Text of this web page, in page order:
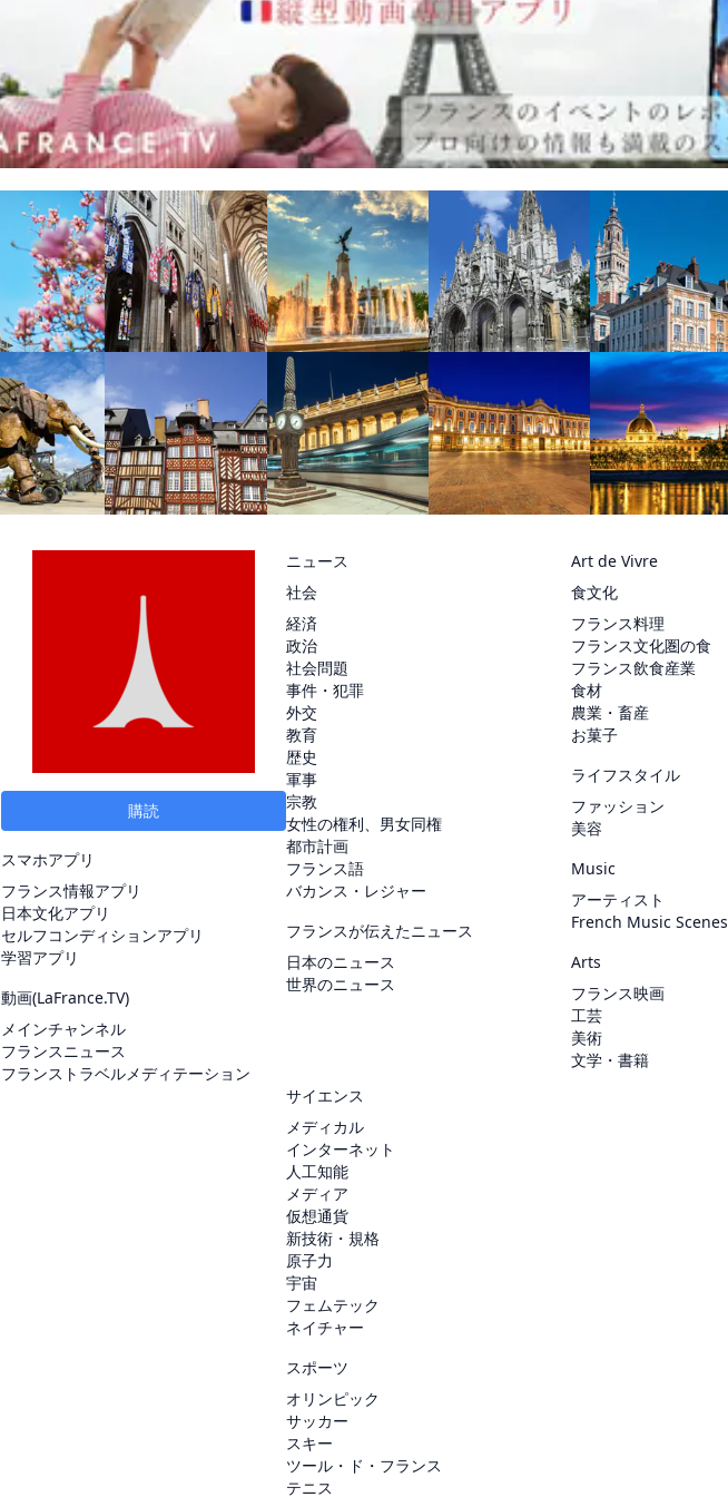
購読
スマホアプリ
フランス情報アプリ
日本文化アプリ
セルフコンディションアプリ
学習アプリ
動画(LaFrance.TV)
メインチャンネル
フランスニュース
フランストラベルメディテーション
ニュース
社会
経済
政治
社会問題
事件・犯罪
外交
教育
歴史
軍事
宗教
女性の権利、男女同権
都市計画
フランス語
バカンス・レジャー
フランスが伝えたニュース
日本のニュース
世界のニュース
Art de Vivre
食文化
フランス料理
フランス文化圏の食
フランス飲食産業
食材
農業・畜産
お菓子
ライフスタイル
ファッション
美容
Music
アーティスト
French Music Scenes
Arts
フランス映画
工芸
美術
文学・書籍
サイエンス
メディカル
インターネット
人工知能
メディア
仮想通貨
新技術・規格
原子力
宇宙
フェムテック
ネイチャー
スポーツ
オリンピック
サッカー
スキー
ツール・ド・フランス
テニス